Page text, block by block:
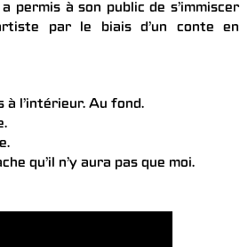
permis à son public de s’immiscer
par le biais d’un conte en
à l’intérieur. Au fond.
qu’il n’y aura pas que moi.